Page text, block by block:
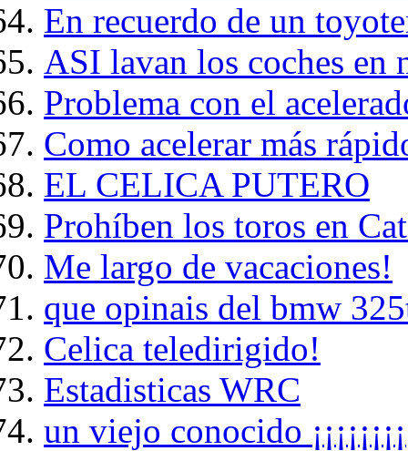
En recuerdo de un
ASI lavan los coches en
Problema con el
Como acelerar más
EL CELICA PUTERO
Prohíben los toros en
Me largo de vacaciones!
que opinais del bmw
Celica teledirigido!
Estadisticas WRC
un viejo conocido ¡¡¡¡¡¡¡¡